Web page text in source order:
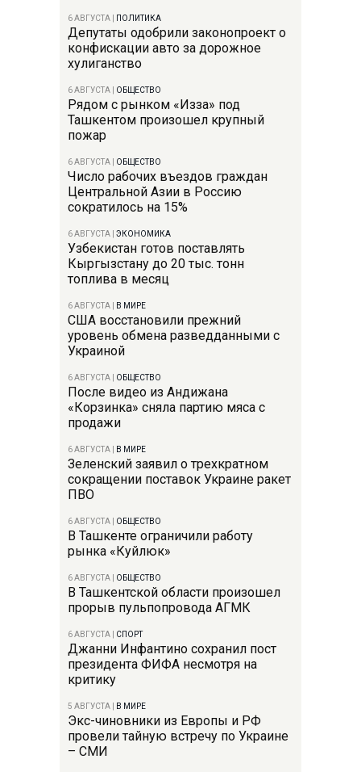
6 АВГУСТА ПОЛИТИКА
Депутаты одобрили законопроект о
конфискации авто за дорожное
хулиганство
6 АВГУСТА ОБЩЕСТВО
Рядом с рынком «Изза» под
Ташкентом произошел крупный
пожар
6 АВГУСТА ОБЩЕСТВО
Число рабочих въездов граждан
Центральной Азии в Россию
сократилось на 15%
6 АВГУСТА ЭКОНОМИКА
Узбекистан готов поставлять
Кыргызстану до 20 тыс. тонн
топлива в месяц
6 АВГУСТА В МИРЕ
США восстановили прежний
уровень обмена разведданными с
Украиной
6 АВГУСТА ОБЩЕСТВО
После видео из Андижана
«Корзинка» сняла партию мяса с
продажи
6 АВГУСТА В МИРЕ
Зеленский заявил о трехкратном
сокращении поставок Украине ракет
ПВО
6 АВГУСТА ОБЩЕСТВО
В Ташкенте ограничили работу
рынка «Куйлюк»
6 АВГУСТА ОБЩЕСТВО
В Ташкентской области произошел
прорыв пульпопровода АГМК
6 АВГУСТА СПОРТ
Джанни Инфантино сохранил пост
президента ФИФА несмотря на
критику
5 АВГУСТА В МИРЕ
Экс-чиновники из Европы и РФ
провели тайную встречу по Украине
– СМИ